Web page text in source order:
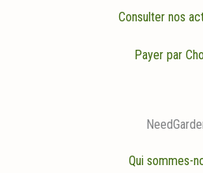
Consulter nos
Payer par
Qui sommes-